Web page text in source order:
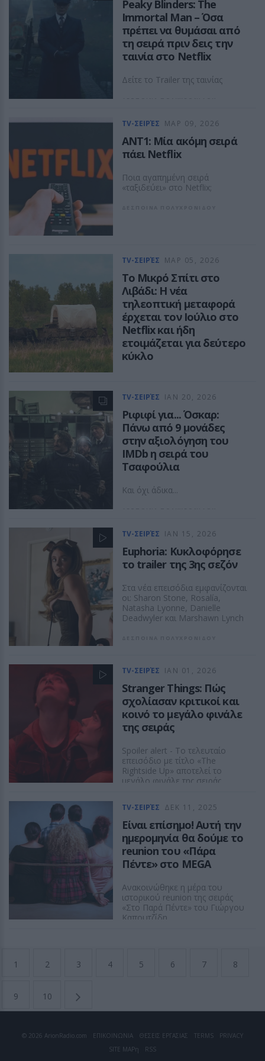
Peaky Blinders: The
Immortal Man – Όσα
πρέπει να θυμάσαι από
τη σειρά πριν δεις την
ταινία στο Netflix
Δείτε το Trailer της ταινίας
TV-ΣΕΙΡΈΣ ΜΑΡ 09, 2026
ANT1: Μία ακόμη σειρά
πάει Netflix
Ποια αγαπημένη σειρά
«ταξιδεύει» στο Netflix;
TV-ΣΕΙΡΈΣ ΜΑΡ 05, 2026
Το Μικρό Σπίτι στο
Λιβάδι: Η νέα
τηλεοπτική μεταφορά
έρχεται τον Ιούλιο στο
Netflix και ήδη
ετοιμάζεται για δεύτερο
κύκλο
ΔΕΣΠΟΙΝΑ ΠΟΛΥΧΡΟΝΙΔΟΥ
TV-ΣΕΙΡΈΣ ΙΑΝ 20, 2026
Ριφιφί για... Όσκαρ:
Πάνω από 9 μονάδες
στην αξιολόγηση τoυ
IMDb η σειρά του
Τσαφούλια
Και όχι άδικα...
TV-ΣΕΙΡΈΣ ΙΑΝ 15, 2026
Euphoria: Κυκλοφόρησε
το trailer της 3ης σεζόν
Στα νέα επεισόδια εμφανίζονται
οι: Sharon Stone, Rosalía,
Natasha Lyonne, Danielle
Deadwyler και Marshawn Lynch
TV-ΣΕΙΡΈΣ ΙΑΝ 01, 2026
Stranger Things: Πώς
σχολίασαν κριτικοί και
κοινό το μεγάλο φινάλε
της σειράς
Spoiler alert - Το τελευταίο
επεισόδιο με τίτλο «The
Rightside Up» αποτελεί το
μεγάλο φινάλε της σειράς
TV-ΣΕΙΡΈΣ ΔΕΚ 11, 2025
Είναι επίσημο! Αυτή την
ημερομηνία θα δούμε το
reunion του «Πάρα
Πέντε» στο MEGA
Ανακοινώθηκε η μέρα του
ιστορικού reunion της σειράς
«Στο Παρά Πέντε» του Γιώργου
Καπουτζίδη
1 2 3 4 5 6 7 8
9 10
© 2026 ArionRadio.com ΕΠΙΚΟΙΝΩΝΙΑ ΘΕΣΕΙΣ ΕΡΓΑΣΙΑΣ TERMS
PRIVACY
SITE MAPη RSS